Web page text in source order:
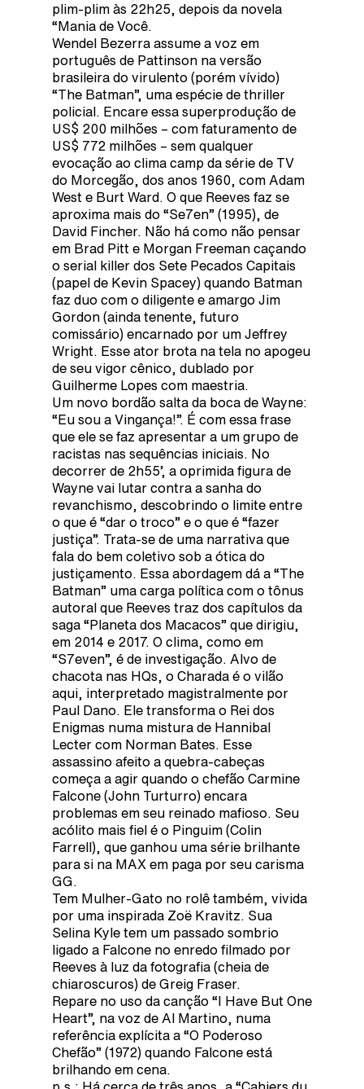
plim-plim às 22h25, depois da novela
“Mania de Você.
Wendel Bezerra assume a voz em
português de Pattinson na versão
brasileira do virulento (porém vívido)
“The Batman”, uma espécie de thriller
policial. Encare essa superprodução de
US$ 200 milhões – com faturamento de
US$ 772 milhões – sem qualquer
evocação ao clima camp da série de TV
do Morcegão, dos anos 1960, com Adam
West e Burt Ward. O que Reeves faz se
aproxima mais do “Se7en” (1995), de
David Fincher. Não há como não pensar
em Brad Pitt e Morgan Freeman caçando
o serial killer dos Sete Pecados Capitais
(papel de Kevin Spacey) quando Batman
faz duo com o diligente e amargo Jim
Gordon (ainda tenente, futuro
comissário) encarnado por um Jeffrey
Wright. Esse ator brota na tela no apogeu
de seu vigor cênico, dublado por
Guilherme Lopes com maestria.
Um novo bordão salta da boca de Wayne:
“Eu sou a Vingança!”. É com essa frase
que ele se faz apresentar a um grupo de
racistas nas sequências iniciais. No
decorrer de 2h55’, a oprimida figura de
Wayne vai lutar contra a sanha do
revanchismo, descobrindo o limite entre
o que é “dar o troco” e o que é “fazer
justiça”. Trata-se de uma narrativa que
fala do bem coletivo sob a ótica do
justiçamento. Essa abordagem dá a “The
Batman” uma carga política com o tônus
autoral que Reeves traz dos capítulos da
saga “Planeta dos Macacos” que dirigiu,
em 2014 e 2017. O clima, como em
“S7even”, é de investigação. Alvo de
chacota nas HQs, o Charada é o vilão
aqui, interpretado magistralmente por
Paul Dano. Ele transforma o Rei dos
Enigmas numa mistura de Hannibal
Lecter com Norman Bates. Esse
assassino afeito a quebra-cabeças
começa a agir quando o chefão Carmine
Falcone (John Turturro) encara
problemas em seu reinado mafioso. Seu
acólito mais fiel é o Pinguim (Colin
Farrell), que ganhou uma série brilhante
para si na MAX em paga por seu carisma
GG.
Tem Mulher-Gato no rolê também, vivida
por uma inspirada Zoë Kravitz. Sua
Selina Kyle tem um passado sombrio
ligado a Falcone no enredo filmado por
Reeves à luz da fotografia (cheia de
chiaroscuros) de Greig Fraser.
Repare no uso da canção “I Have But One
Heart”, na voz de Al Martino, numa
referência explícita a “O Poderoso
Chefão” (1972) quando Falcone está
brilhando em cena.